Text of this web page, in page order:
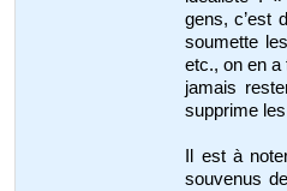
gens, c’est
soumette
etc., on en
jamais
supprime
Il est à
souvenus